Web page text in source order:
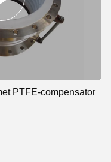
PTFE-compensator